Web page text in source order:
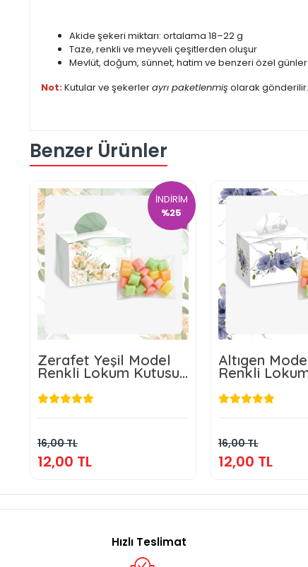
Akide şekeri miktarı: ortalama 18–22 g
Taze, renkli ve meyveli çeşitlerden oluşur
Mevlüt, doğum, sünnet, hatim ve benzeri özel
Not:Kutular ve şekerlerayrı paketlenmiş olarak
Benzer Ürünler
İNDİRİM
%25
Zerafet Yeşil Model
Renkli Lokum Kutusu
16,00 TL
12,00 TL
Altıgen
Renkli
16,00 TL
12,00 TL
Hızlı Teslimat